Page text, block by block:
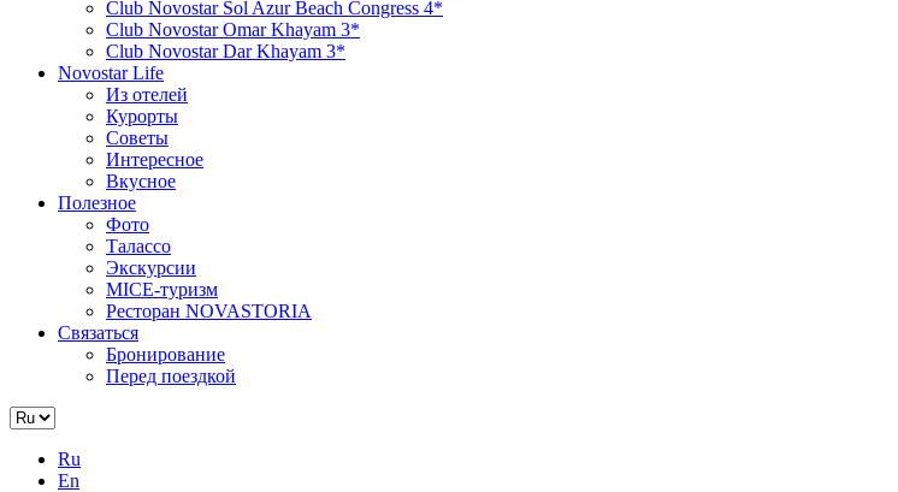
Club Novostar Sol Azur Beach Congress 4*
Club Novostar Omar Khayam 3*
Club Novostar Dar Khayam 3*
Novostar Life
Из отелей
Курорты
Советы
Интересное
Вкусное
Полезное
Фото
Талассо
Экскурсии
MICE-туризм
Ресторан NOVASTORIA
Связаться
Бронирование
Перед поездкой
Ru
En